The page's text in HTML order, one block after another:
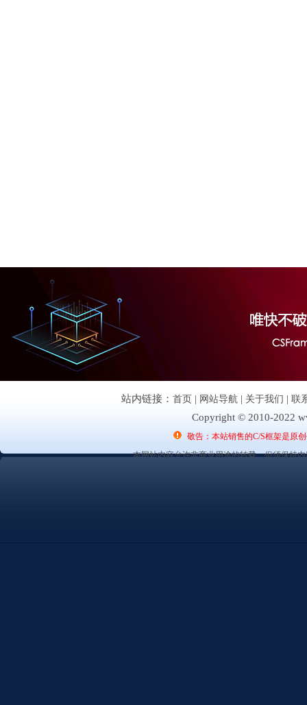
站内链接： 首页 | 网站导航 | 关于我们 | 联
Copyright © 2010-2022
敬告：本站销售的C/S框架是原
本网站内容允许非商业用途的转载，但须保持